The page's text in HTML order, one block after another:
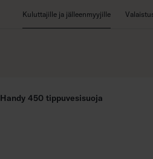
Kuluttajille ja jälleenmyyjille
Handy 450 tippuvesisuoja